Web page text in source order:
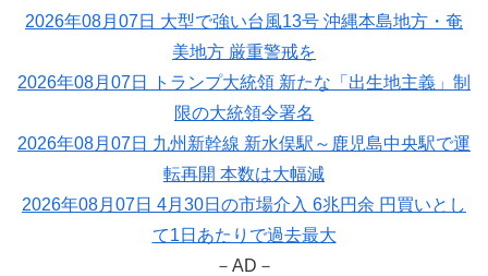
2026年08月07日 大型で強い台風13号 沖縄本島地方・奄
美地方 厳重警戒を
2026年08月07日 トランプ大統領 新たな「出生地主義」制
限の大統領令署名
2026年08月07日 九州新幹線 新水俣駅～鹿児島中央駅で運
転再開 本数は大幅減
2026年08月07日 4月30日の市場介入 6兆円余 円買いとし
て1日あたりで過去最大
－AD－